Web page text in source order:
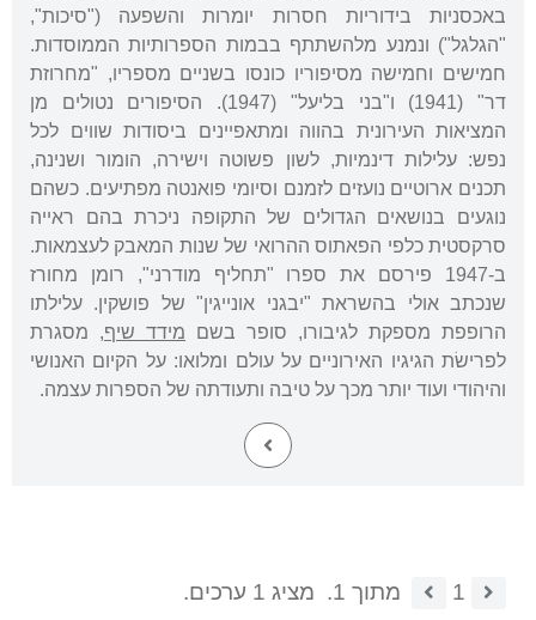
באכסניות בידוריות חסרות יומרות והשפעה ("סיכות",
"הגלגל") ונמנע מלהשתתף בבמות הספרותיות הממוסדות.
חמישים וחמישה מסיפוריו כונסו בשניים מספריו, "מחרוזת
דר" (1941) ו"בני בליעל" (1947). הסיפורים נטולים מן
המציאות העירונית בהווה ומתאפיינים ביסודות שווים לכל
נפש: עלילות דינמיות, לשון פשוטה וישירה, הומור ושנינה,
תכנים ארוטיים נועזים לזמנם וסיומי פואנטה מפתיעים. כשהם
נוגעים בנושאים הגדולים של התקופה ניכרת בהם ראייה
סרקסטית כלפי הפאתוס ההרואי של שנות המאבק לעצמאות.
ב-1947 פירסם את ספרו "תחליף מודרני", רומן מחורז
שנכתב אולי בהשראת "יבגני אונייגין" של פושקין. עלילתו
הרופפת מספקת לגיבורו, סופר בשם מידד שיף, מסגרת
לפרישׂת הגיגיו האירוניים על עולם ומלואו: על הקיום האנושי
והיהודי ועוד יותר מכך על טיבה ותעודתה של הספרות עצמה.
1 מתוך 1. מציג 1 ערכים.